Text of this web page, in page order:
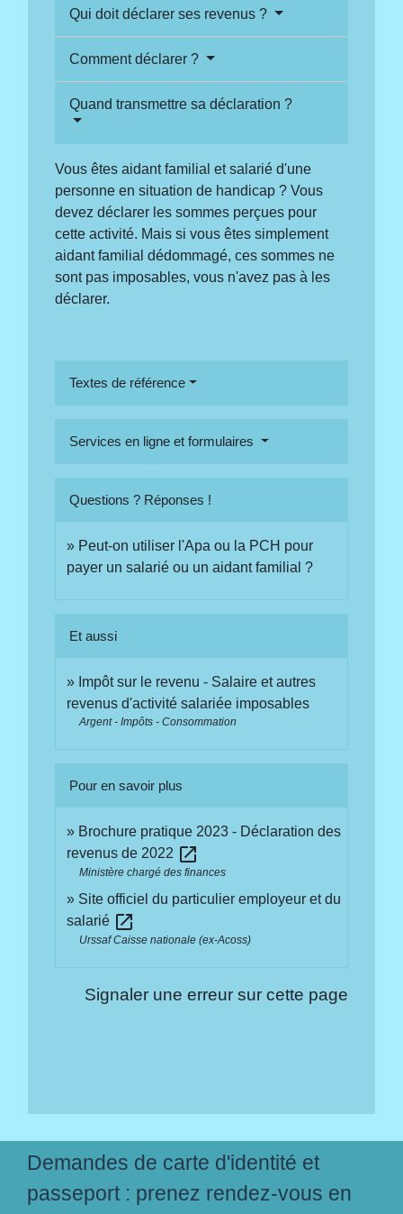
Qui doit déclarer ses revenus ?
Comment déclarer ?
Quand transmettre sa déclaration ?
Vous êtes aidant familial et salarié d'une
personne en situation de handicap ? Vous
devez déclarer les sommes perçues pour
cette activité. Mais si vous êtes simplement
aidant familial dédommagé, ces sommes ne
sont pas imposables, vous n'avez pas à les
déclarer.
Textes de référence
Services en ligne et formulaires
Questions ? Réponses !
Peut-on utiliser l'Apa ou la PCH pour
payer un salarié ou un aidant familial ?
Et aussi
Impôt sur le revenu - Salaire et autres
revenus d'activité salariée imposables
Argent - Impôts - Consommation
Pour en savoir plus
Brochure pratique 2023 - Déclaration des
revenus de 2022 open_in_new
Ministère chargé des finances
Site officiel du particulier employeur et du
salarié open_in_new
Urssaf Caisse nationale (ex-Acoss)
Signaler une erreur sur cette page
Demandes de carte d'identité et
passeport : prenez rendez-vous en